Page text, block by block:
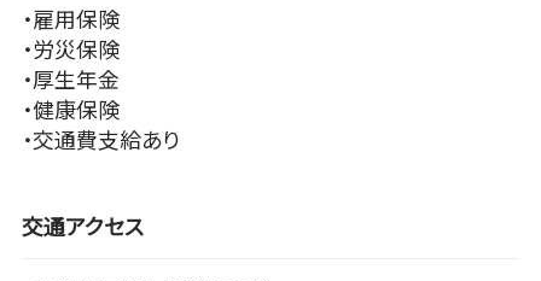
・雇用保険
・労災保険
・厚生年金
・健康保険
・交通費支給あり
交通アクセス